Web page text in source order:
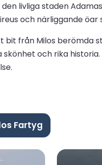
den livliga staden
och närliggande
bit från Milos berömda
skönhet och rika
Fartyg